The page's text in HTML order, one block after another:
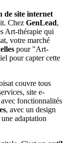
de site internet
Chez GenLead,
Art-thérapie qui
, votre marché
pour "Art-
pour capter cette
couvre tous
site e-
fonctionnalités
, avec un design
adaptation